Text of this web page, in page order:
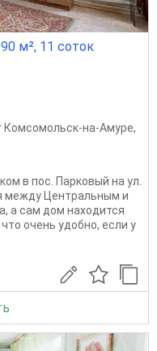
м², 11 соток
Комсомольск-на-Амуре,
в пос. Парковый на ул.
между Центральным и
а сам дом находится
очень удобно, если у